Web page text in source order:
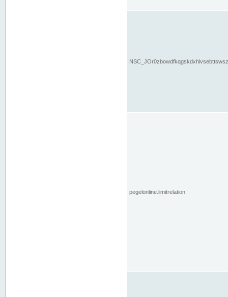
pegelonline.limitrelation